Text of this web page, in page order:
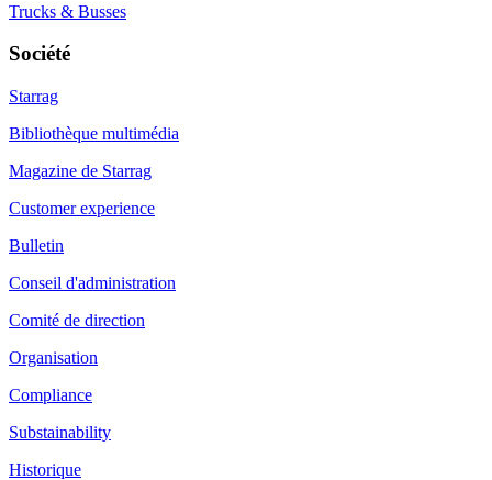
Trucks & Busses
Société
Starrag
Bibliothèque multimédia
Magazine de Starrag
Customer experience
Bulletin
Conseil d'administration
Comité de direction
Organisation
Compliance
Substainability
Historique